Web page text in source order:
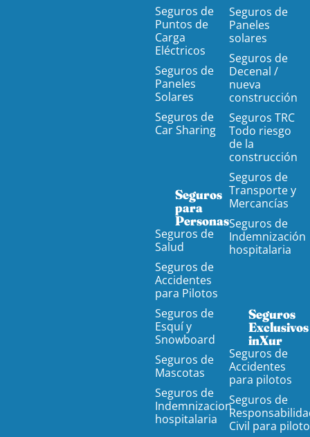
Seguros de
Puntos de
Carga
Eléctricos
Seguros de
Paneles
Solares
Seguros de
Car Sharing
Seguros
para
Personas
Seguros de
Salud
Seguros de
Accidentes
para Pilotos
Seguros de
Esquí y
Snowboard
Seguros de
Mascotas
Seguros de
Indemnizacion
hospitalaria
Seguros de
Paneles
solares
Seguros de
Decenal /
nueva
construcción
Seguros TRC
Todo riesgo
de la
construcción
Seguros de
Transporte y
Mercancías
Seguros de
Indemnización
hospitalaria
Seguros
Exclusivos
inXur
Seguros de
Accidentes
para pilotos
Seguros de
Civil para